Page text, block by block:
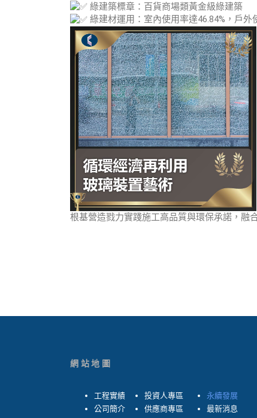
綠建築標章：百貨商場類黃金級綠建築
綠建材運用：室內使用率達46.84%，戶外
根基營造戮力實踐施工高品質與環保承諾，融
網站地圖
工程實績
公司簡介
投資人專區
供應商專區
永續發展
最新消息